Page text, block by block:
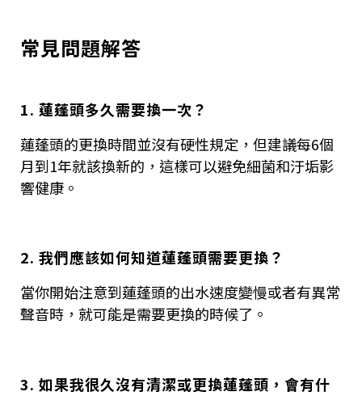
常見問題解答
1. 蓮蓬頭多久需要換一次？
蓮蓬頭的更換時間並沒有硬性規定，但建議每6個
月到1年就該換新的，這樣可以避免細菌和汙垢影
響健康。
2. 我們應該如何知道蓮蓬頭需要更換？
當你開始注意到蓮蓬頭的出水速度變慢或者有異常
聲音時，就可能是需要更換的時候了。
3. 如果我很久沒有清潔或更換蓮蓬頭，會有什